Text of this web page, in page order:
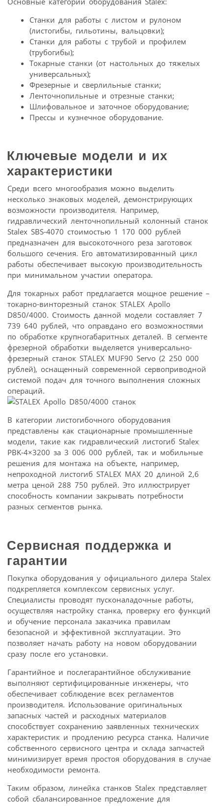
Станки для работы с листом и рулоном
(листогибы, гильотины, вальцовки);
Станки для работы с трубой и профилем
(трубогибы);
Токарные станки (от настольных до тяжелых
универсальных);
Фрезерные и сверлильные станки;
Ленточнопильные и отрезные станки;
Шлифовальное и заточное оборудование;
Прессы и кузнечное оборудование.
Ключевые модели и их
характеристики
Среди всего многообразия можно выделить
несколько знаковых моделей, демонстрирующих
возможности производителя. Например,
гидравлический ленточнопильный колонный станок
Stalex SBS-4070 стоимостью 1 170 000 рублей
предназначен для высокоточного реза заготовок
большого сечения. Его автоматизированный цикл
работы обеспечивает высокую производительность
при минимальном участии оператора.
Для токарных работ предлагается мощное решение –
токарно-винторезный станок STALEX Apollo
D850/4000. Стоимость данной модели составляет 7
739 640 рублей, что оправдано его возможностями
по обработке крупногабаритных деталей. В сегменте
фрезерной обработки выделяется универсально-
фрезерный станок STALEX MUF90 Servo (2 250 000
рублей), оснащенный современной сервоприводной
системой подач для точного выполнения сложных
операций.
В категории листогибочного оборудования
представлены как стационарные промышленные
модели, такие как гидравлический листогиб Stalex
PBK-4×3200 за 3 006 000 рублей, так и мобильные
решения для монтажа на объекте, например,
непроходной листогиб STALEX MAX 20 длиной 2,6
метра ценой 288 750 рублей. Это иллюстрирует
способность компании закрывать потребности
разных сегментов рынка.
Сервисная поддержка и
гарантии
Покупка оборудования у официального дилера Stalex
подкрепляется комплексом сервисных услуг.
Специалисты проводят пусконаладочные работы,
осуществляя настройку станка, проверку его функций
и обучение персонала заказчика правилам
безопасной и эффективной эксплуатации. Это
позволяет начать работу на новом оборудовании
сразу после его установки.
Гарантийное и послегарантийное обслуживание
выполняют сертифицированные инженеры, что
обеспечивает соблюдение всех регламентов
производителя. Использование оригинальных
запасных частей и расходных материалов
способствует сохранению заявленных технических
характеристик и продлению ресурса станка. Наличие
собственного сервисного центра и склада запчастей
минимизирует время простоя оборудования в случае
необходимости ремонта.
Таким образом, линейка станков Stalex представляет
собой сбалансированное предложение для